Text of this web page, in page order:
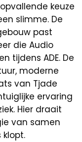
opvallende keuze
slimme. De
past
die Audio
tijdens ADE. De
moderne
van Tjade
ervaring
Hier draait
van samen